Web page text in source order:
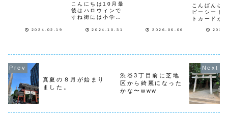
は、２名の方が初
植えをして、そ
の...
2024.02.19
こんにちは10月最
後はハロウィンで
すね街には小学生
いましたさて明日
クリーンナップ
集合場所は渋谷警
察前１１月１０日
2024.10.31
前から明治通り歩
なで街...
2026.06.06
こんばんは
ピーシード
トカードが
シードあな
きます。未
が愛になる
ピーシード
ストカード
種（朝顔、
り、マリー
ド...
真夏の８月が始まり
ました。
渋谷3丁目前に芝地
区から綺麗になった
かな〜www